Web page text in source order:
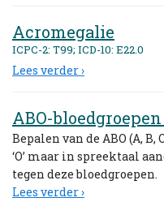
Acromegalie
ICPC-2: T99; ICD-10: E22.0
Lees verder ›
ABO-
Bepalen van de ABO (A,
‘O’ maar in spreektaal
tegen deze bloedgroepen.
Lees verder ›